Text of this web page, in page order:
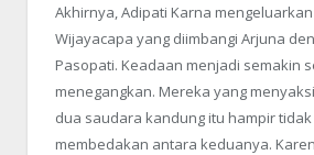
Akhirnya, Adipati Karna
Wijayacapa yang diimbangi Arjuna
Pasopati. Keadaan menjadi semakin
menegangkan. Mereka yang
dua saudara kandung itu hampir
membedakan antara keduanya.